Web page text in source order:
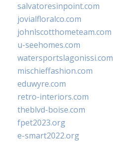
salvatoresinpoint.com
jovialfloralco.com
johnlscotthometeam.com
u-seehomes.com
watersportslagonissi.com
mischieffashion.com
eduwyre.com
retro-interiors.com
theblvd-boise.com
fpet2023.org
e-smart2022.org